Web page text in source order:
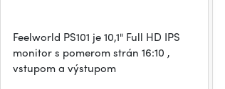
Feelworld PS101 je 10,1" Full HD IPS
monitor s pomerom strán 16:10 ,
vstupom a výstupom